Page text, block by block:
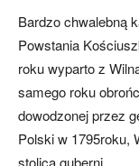
Bardzo chwalebną
Powstania
roku wyparto z
samego roku
dowodzonej przez
Polski w 1795roku,
stolicą guberni.